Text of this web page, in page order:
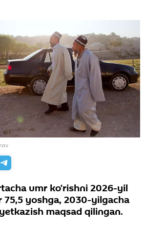
umr ko‘rishni 2026-yil
75,5 yoshga, 2030-yilgacha
maqsad qilingan.